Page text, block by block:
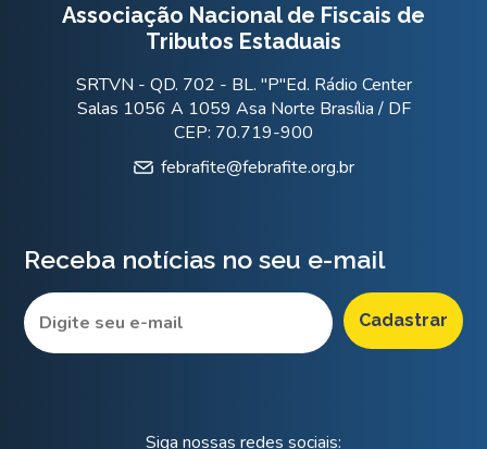
Associação Nacional de Fiscais de
Tributos Estaduais
SRTVN - QD. 702 - BL. "P"Ed. Rádio Center
Salas 1056 A 1059 Asa Norte Brasília / DF
CEP: 70.719-900
febrafite@febrafite.org.br
Receba notícias no seu e-mail
Siga nossas redes sociais: